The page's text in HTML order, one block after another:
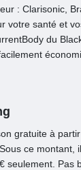
: Clarisonic,
votre santé et
du
gratuite à
ce montant,
seulement. Pas